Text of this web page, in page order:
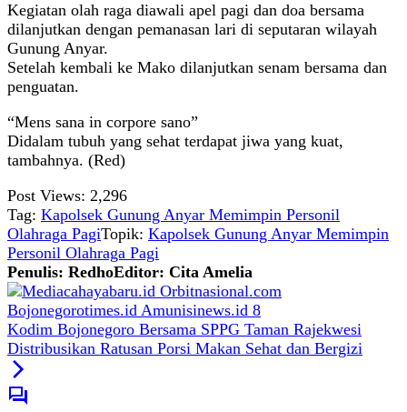
Kegiatan olah raga diawali apel pagi dan doa bersama
dilanjutkan dengan pemanasan lari di seputaran wilayah
Gunung Anyar.
Setelah kembali ke Mako dilanjutkan senam bersama dan
penguatan.
“Mens sana in corpore sano”
Didalam tubuh yang sehat terdapat jiwa yang kuat,
tambahnya. (Red)
Post Views: 2,296
Tag: Kapolsek Gunung Anyar Memimpin Personil
Olahraga PagiTopik: Kapolsek Gunung Anyar Memimpin
Personil Olahraga Pagi
Penulis: RedhoEditor: Cita Amelia
Kodim Bojonegoro Bersama SPPG Taman Rajekwesi
Distribusikan Ratusan Porsi Makan Sehat dan Bergizi